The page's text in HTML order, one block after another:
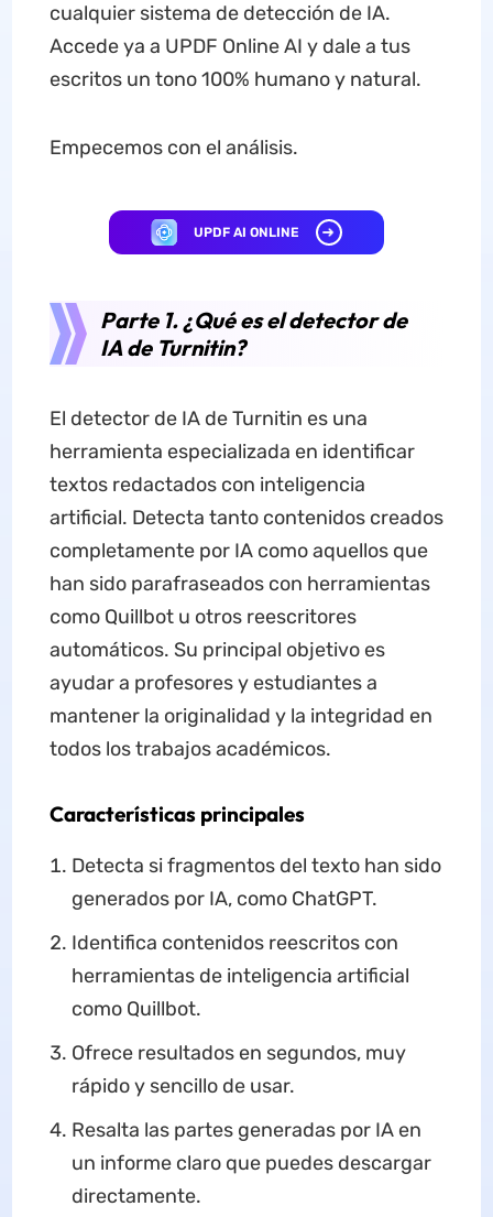
cualquier sistema de detección de IA.
Accede ya a UPDF Online AI y dale a tus
escritos un tono 100% humano y natural.
Empecemos con el análisis.
UPDF AI ONLINE
Parte 1. ¿Qué es el detector de
IA de Turnitin?
El detector de IA de Turnitin es una
herramienta especializada en identificar
textos redactados con inteligencia
artificial. Detecta tanto contenidos creados
completamente por IA como aquellos que
han sido parafraseados con herramientas
como Quillbot u otros reescritores
automáticos. Su principal objetivo es
ayudar a profesores y estudiantes a
mantener la originalidad y la integridad en
todos los trabajos académicos.
Características principales
Detecta si fragmentos del texto han sido
generados por IA, como ChatGPT.
Identifica contenidos reescritos con
herramientas de inteligencia artificial
como Quillbot.
Ofrece resultados en segundos, muy
rápido y sencillo de usar.
Resalta las partes generadas por IA en
un informe claro que puedes descargar
directamente.